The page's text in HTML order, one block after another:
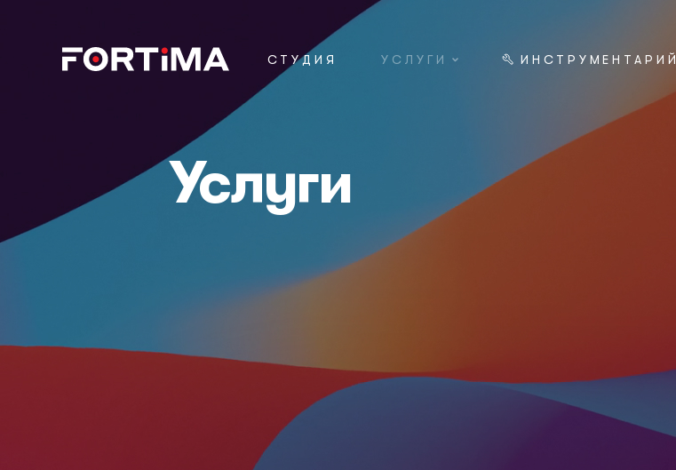
СТУДИЯ УСЛУГИ ИНСТРУМЕНТАРИЙ
Услуги